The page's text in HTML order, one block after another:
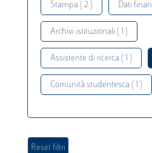
Stampa ( 2 ) Dati
Archivi istituzionali ( 1 )
Assistente di ricerca ( 1 )
Comunità studentesca ( 1 )